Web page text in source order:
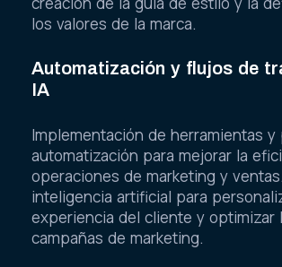
los valores de la marca.
Automatización y flujos de
IA
Implementación de herramientas
automatización para mejorar la
operaciones de marketing y
inteligencia artificial para
experiencia del cliente y optimizar
campañas de marketing.